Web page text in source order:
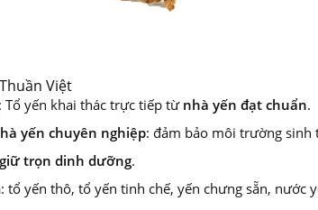
Việt
Tổ yến khai thác trực tiếp từnhà yến đạt chuẩn.
yến chuyên nghiệp: đảm bảo môi trường sinh
trọn dinh dưỡng.
: tổ yến thô, tổ yến tinh chế, yến chưng sẵn, nước